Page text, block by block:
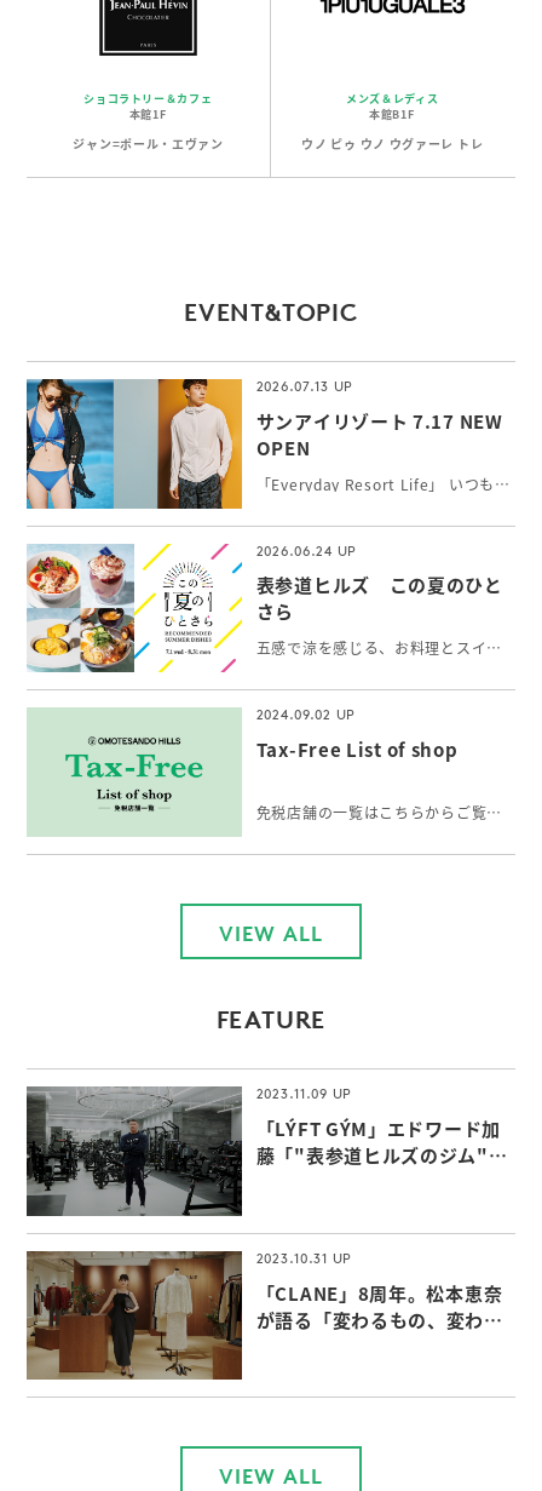
ショコラトリー＆カフェ
本館1F
ジャン=ポール・エヴァン
メンズ＆レディス
本館B1F
ウノ ピゥ ウノ ウグァーレ トレ
EVENT&TOPIC
2026.07.13
サンアイリゾート 7.17 NEW
OPEN
「Everyday Resort Life」 いつもワクワク感を感じたい！新しい自分に出会いたい！そんな女性の願いを叶えるトータルリゾートウェアを提案。 シルエットと機能性にこだわったトレンドの最新水着やインポート水着、長時間の外遊びに最高ランクUPF50+機能付水陸両用アクティブウェア、カップルでのご旅行にペアコーデもできるメンズ水着をお取り扱いしています。
2026.06.24
表参道ヒルズ この夏のひと
さら
五感で涼を感じる、お料理とスイーツ＆ドリンク。表参道で出会う、夏の「ひとさら」をお楽しみください。
2024.09.02
Tax-Free List of shop
免税店舗の一覧はこちらからご覧いただけます。
VIEW ALL
FEATURE
2023.11.09
「LÝFT GÝM」エドワード加
藤「"表参道ヒルズのジム"な
2023.10.31
「CLANE」8周年。松本恵奈
が語る「変わるもの、変わら
VIEW ALL